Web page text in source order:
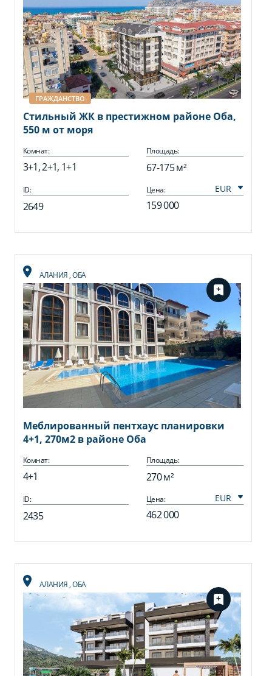
ГРАЖДАНСТВО
Стильный ЖК в престижном районе Оба,
550 м от моря
Комнат:
3+1, 2+1, 1+1
Площадь:
67-175 м²
ID:
2649
Цена:
159 000
АЛАНИЯ,ОБА
Меблированный пентхаус планировки
4+1, 270м2 в районе Оба
Комнат:
4+1
Площадь:
270 м²
ID:
2435
Цена:
462 000
АЛАНИЯ,ОБА